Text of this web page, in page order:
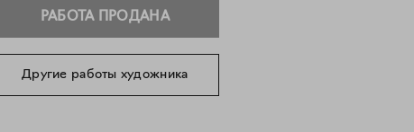
РАБОТА ПРОДАНА
Другие работы художника